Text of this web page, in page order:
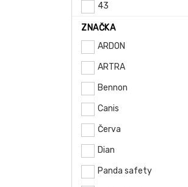
43
44
45
46
47
48
49
50
ZNAČKA
ARDON
ARTRA
Bennon
Canis
Červa
Dian
Panda safety